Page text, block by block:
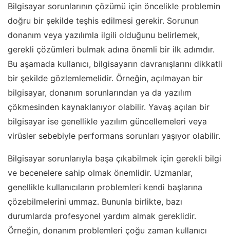
Bilgisayar sorunlarının çözümü için öncelikle problemin
doğru bir şekilde teşhis edilmesi gerekir. Sorunun
donanım veya yazılımla ilgili olduğunu belirlemek,
gerekli çözümleri bulmak adına önemli bir ilk adımdır.
Bu aşamada kullanıcı, bilgisayarın davranışlarını dikkatli
bir şekilde gözlemlemelidir. Örneğin, açılmayan bir
bilgisayar, donanım sorunlarından ya da yazılım
çökmesinden kaynaklanıyor olabilir. Yavaş açılan bir
bilgisayar ise genellikle yazılım güncellemeleri veya
virüsler sebebiyle performans sorunları yaşıyor olabilir.
Bilgisayar sorunlarıyla başa çıkabilmek için gerekli bilgi
ve becenelere sahip olmak önemlidir. Uzmanlar,
genellikle kullanıcıların problemleri kendi başlarına
çözebilmelerini ummaz. Bununla birlikte, bazı
durumlarda profesyonel yardım almak gereklidir.
Örneğin, donanım problemleri çoğu zaman kullanıcı